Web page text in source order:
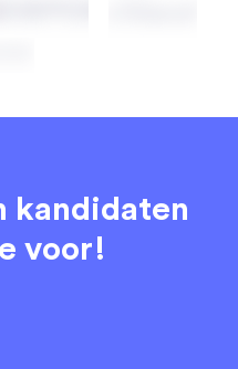
kandidaten
voor!